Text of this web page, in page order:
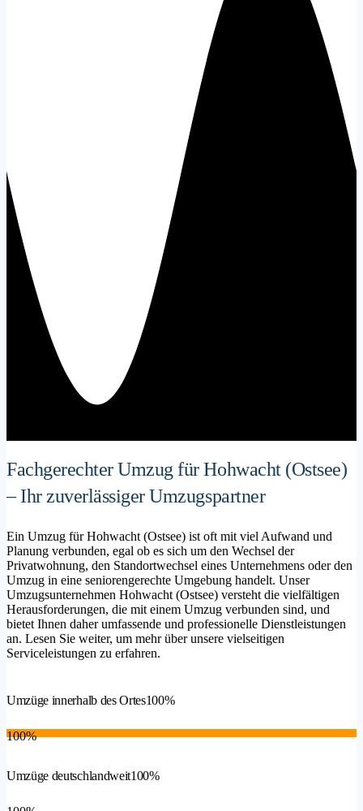
Fachgerechter Umzug für Hohwacht (Ostsee)
– Ihr zuverlässiger Umzugspartner
Ein Umzug für Hohwacht (Ostsee) ist oft mit viel Aufwand und
Planung verbunden, egal ob es sich um den Wechsel der
Privatwohnung, den Standortwechsel eines Unternehmens oder den
Umzug in eine seniorengerechte Umgebung handelt. Unser
Umzugsunternehmen Hohwacht (Ostsee) versteht die vielfältigen
Herausforderungen, die mit einem Umzug verbunden sind, und
bietet Ihnen daher umfassende und professionelle Dienstleistungen
an. Lesen Sie weiter, um mehr über unsere vielseitigen
Serviceleistungen zu erfahren.
Umzüge innerhalb des Ortes100%
100%
Umzüge deutschlandweit100%